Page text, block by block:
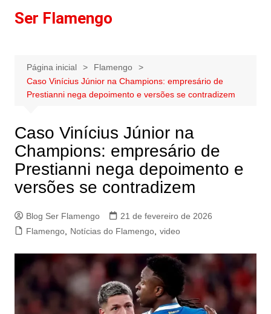
paraSer Flamengo
Página inicial
Flamengo
Caso Vinícius Júnior na Champions: empresário de
Prestianni nega depoimento e versões se contradizem
Caso Vinícius Júnior na
Champions: empresário de
Prestianni nega depoimento e
versões se contradizem
Blog Ser Flamengo
21 de fevereiro de 2026
Flamengo, Notícias do Flamengo, video